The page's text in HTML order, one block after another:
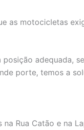
as motocicletas
adequada,
porte, temos a
Rua Catão e na